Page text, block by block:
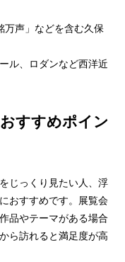
万声」などを含む久保
ル、ロダンなど西洋近
すすめポイン
じっくり見たい人、浮
おすすめです。展覧会
品やテーマがある場合
ら訪れると満足度が高